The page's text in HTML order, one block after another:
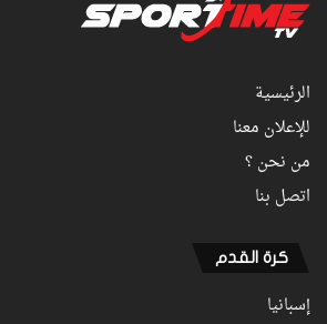
الرئيسية
للإعلان معنا
من نحن ؟
اتصل بنا
كرة القدم
إسبانيا